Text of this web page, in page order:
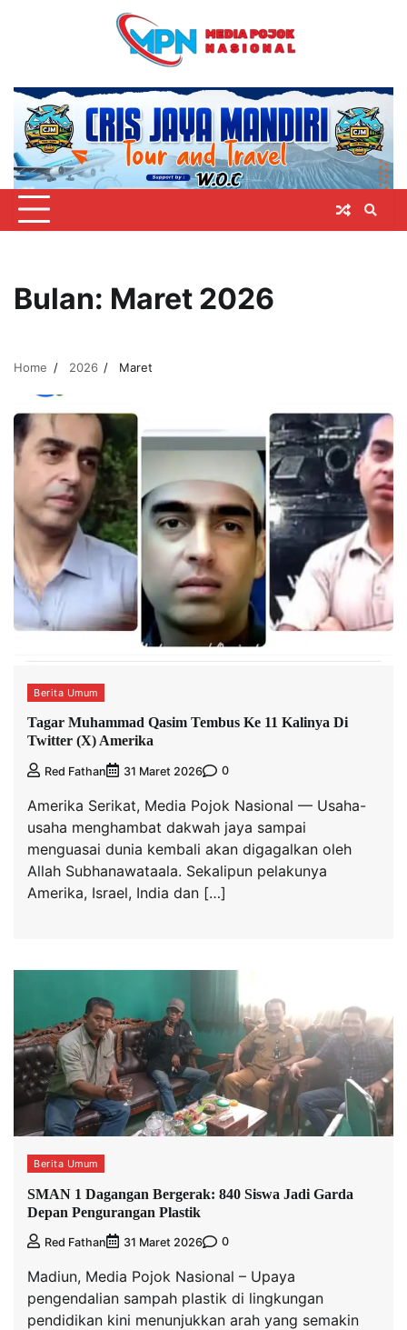
Bulan: Maret 2026
Home 2026 Maret
Berita Umum
Tagar Muhammad Qasim Tembus Ke 11 Kalinya Di
Twitter (X) Amerika
Red Fathan 31 Maret 2026 0
Amerika Serikat, Media Pojok Nasional — Usaha-
usaha menghambat dakwah jaya sampai
menguasai dunia kembali akan digagalkan oleh
Allah Subhanawataala. Sekalipun pelakunya
Amerika, Israel, India dan […]
Berita Umum
SMAN 1 Dagangan Bergerak: 840 Siswa Jadi Garda
Depan Pengurangan Plastik
Red Fathan 31 Maret 2026 0
Madiun, Media Pojok Nasional – Upaya
pengendalian sampah plastik di lingkungan
pendidikan kini menunjukkan arah yang semakin